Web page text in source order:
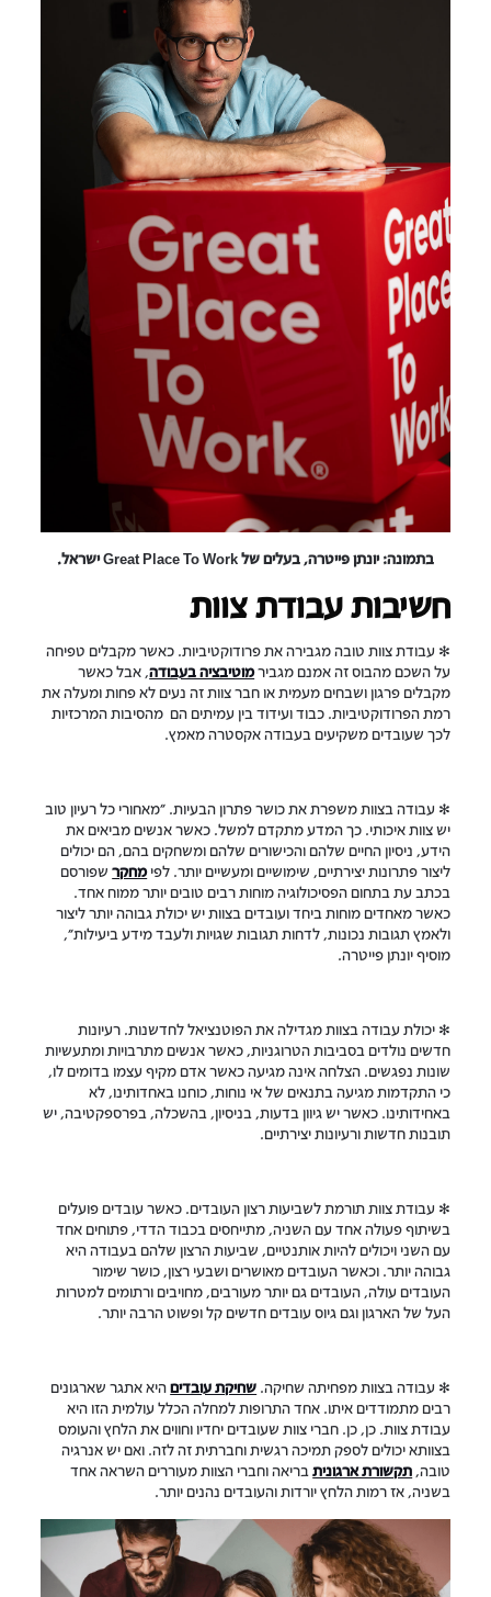
בתמונה: יונתן פייטרה, בעלים של Great Place To Work ישראל.
חשיבות עבודת צוות
✻ עבודת צוות טובה מגבירה את פרודוקטיביות. כאשר מקבלים טפיחה
על השכם מהבוס זה אמנם מגבירמוטיבציה בעבודה, אבל כאשר
מקבלים פרגון ושבחים מעמית או חבר צוות זה נעים לא פחות ומעלה את
רמת הפרודוקטיביות. כבוד ועידוד בין עמיתים הם מהסיבות המרכזיות
לכך שעובדים משקיעים בעבודה אקסטרה מאמץ.
✻ עבודה בצוות משפרת את כושר פתרון הבעיות. "מאחורי כל רעיון טוב
יש צוות איכותי. כך המדע מתקדם למשל. כאשר אנשים מביאים את
הידע, ניסיון החיים שלהם והכישורים שלהם ומשחקים בהם, הם יכולים
ליצור פתרונות יצירתיים, שימושיים ומעשיים יותר. לפימחקרשפורסם
בכתב עת בתחום הפסיכולוגיה מוחות רבים טובים יותר ממוח אחד.
כאשר מאחדים מוחות ביחד ועובדים בצוות יש יכולת גבוהה יותר ליצור
ולאמץ תגובות נכונות, לדחות תגובות שגויות ולעבד מידע ביעילות",
מוסיף יונתן פייטרה.
✻ יכולת עבודה בצוות מגדילה את הפוטנציאל לחדשנות. רעיונות
חדשים נולדים בסביבות הטרוגניות, כאשר אנשים מתרבויות ומתעשיות
שונות נפגשים. הצלחה אינה מגיעה כאשר אדם מקיף עצמו בדומים לו,
כי התקדמות מגיעה בתנאים של אי נוחות, כוחנו באחדותינו, לא
באחידותינו. כאשר יש גיוון בדעות, בניסיון, בהשכלה, בפרספקטיבה, יש
תובנות חדשות ורעיונות יצירתיים.
✻ עבודת צוות תורמת לשביעות רצון העובדים. כאשר עובדים פועלים
בשיתוף פעולה אחד עם השניה, מתייחסים בכבוד הדדי, פתוחים אחד
עם השני ויכולים להיות אותנטיים, שביעות הרצון שלהם בעבודה היא
גבוהה יותר. וכאשר העובדים מאושרים ושבעי רצון, כושר שימור
העובדים עולה, העובדים גם יותר מעורבים, מחויבים ורתומים למטרות
העל של הארגון וגם גיוס עובדים חדשים קל ופשוט הרבה יותר.
✻ עבודה בצוות מפחיתה שחיקה. שחיקת עובדיםהיא אתגר שארגונים
רבים מתמודדים איתו. אחד התרופות למחלה הכלל עולמית הזו היא
עבודת צוות. כן, כן. חברי צוות שעובדים יחדיו וחווים את הלחץ והעומס
בצוותא יכולים לספק תמיכה רגשית וחברתית זה לזה. ואם יש אנרגיה
טובה, תקשורת ארגוניתבריאה וחברי הצוות מעוררים השראה אחד
בשניה, אז רמות הלחץ יורדות והעובדים נהנים יותר.